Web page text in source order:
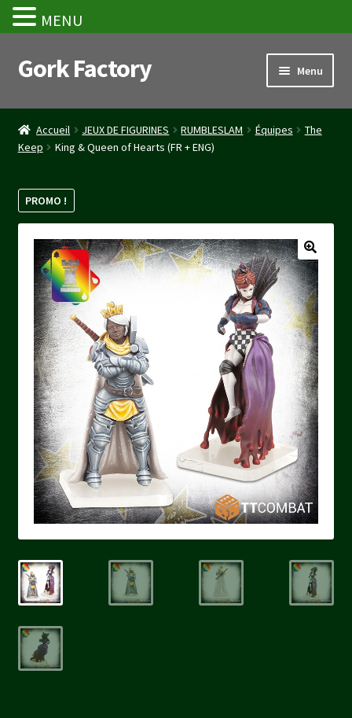
Aller
à
navigation
Aller
au
Gork Factory Menu
Accueil
CGV
Mon compte
Stripe Payment Success Page
Validation de la commande
Accueil JEUX DE FIGURINES RUMBLESLAM Équipes
The
Keep
King & Queen of Hearts (FR + ENG)
PROMO !
MENU